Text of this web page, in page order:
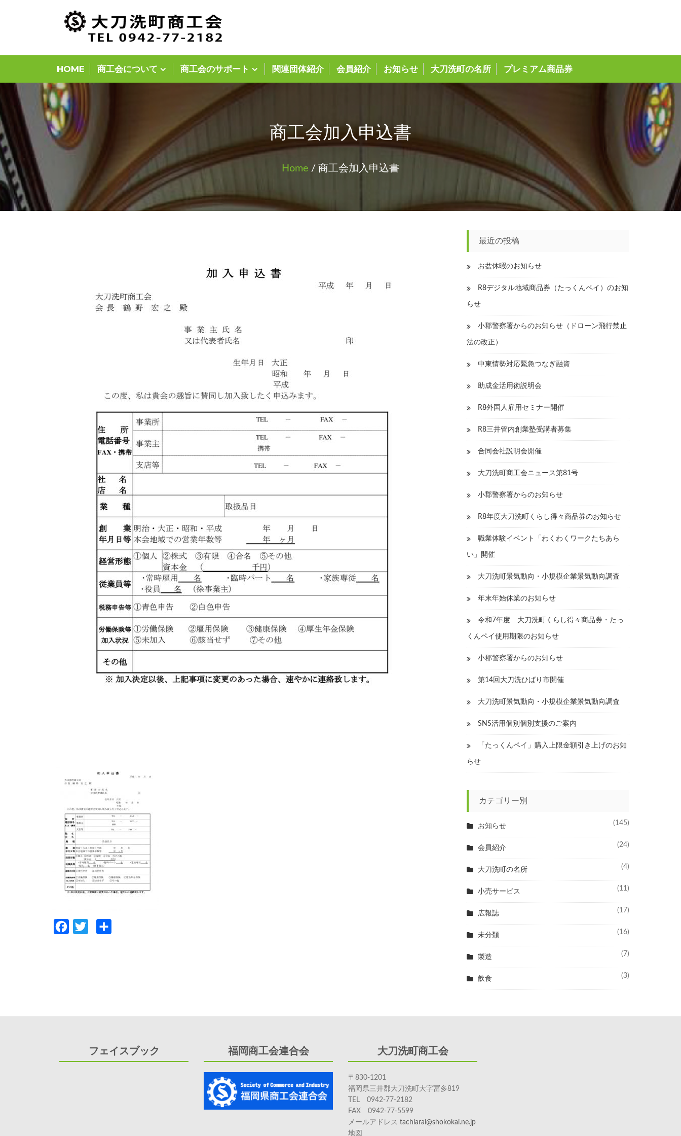
HOME 商工会について 商工会のサポート 関連団体紹介 会員紹介 お知らせ 大刀洗町の名所 プレミアム商品券
商工会加入申込書
Home / 商工会加入申込書
FacebookTwitter
最近の投稿
お盆休暇のお知らせ
R8デジタル地域商品券（たっくんペイ）のお知
らせ
小郡警察署からのお知らせ（ドローン飛行禁止
法の改正）
中東情勢対応緊急つなぎ融資
助成金活用術説明会
R8外国人雇用セミナー開催
R8三井管内創業塾受講者募集
合同会社説明会開催
大刀洗町商工会ニュース第81号
小郡警察署からのお知らせ
R8年度大刀洗町くらし得々商品券のお知らせ
職業体験イベント「わくわくワークたちあら
い」開催
大刀洗町景気動向・小規模企業景気動向調査
年末年始休業のお知らせ
令和7年度 大刀洗町くらし得々商品券・たっ
くんペイ使用期限のお知らせ
小郡警察署からのお知らせ
第14回大刀洗ひばり市開催
大刀洗町景気動向・小規模企業景気動向調査
SNS活用個別個別支援のご案内
「たっくんペイ」購入上限金額引き上げのお知
らせ
カテゴリー別
お知らせ (145)
会員紹介 (24)
大刀洗町の名所 (4)
小売サービス (11)
広報誌 (17)
未分類 (16)
製造 (7)
飲食 (3)
フェイスブック 福岡商工会連合会 大刀洗町商工会
〒830-1201
福岡県三井郡大刀洗町大字冨多819
TEL 0942-77-2182
FAX 0942-77-5599
メールアドレス tachiarai@shokokai.ne.jp
地図